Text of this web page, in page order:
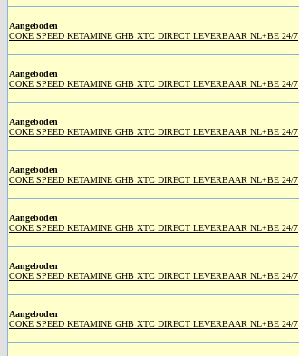
Aangeboden
COKE SPEED KETAMINE GHB XTC DIRECT LEVERBAAR NL+BE 24/7
Aangeboden
COKE SPEED KETAMINE GHB XTC DIRECT LEVERBAAR NL+BE 24/7
Aangeboden
COKE SPEED KETAMINE GHB XTC DIRECT LEVERBAAR NL+BE 24/7
Aangeboden
COKE SPEED KETAMINE GHB XTC DIRECT LEVERBAAR NL+BE 24/7
Aangeboden
COKE SPEED KETAMINE GHB XTC DIRECT LEVERBAAR NL+BE 24/7
Aangeboden
COKE SPEED KETAMINE GHB XTC DIRECT LEVERBAAR NL+BE 24/7
Aangeboden
COKE SPEED KETAMINE GHB XTC DIRECT LEVERBAAR NL+BE 24/7